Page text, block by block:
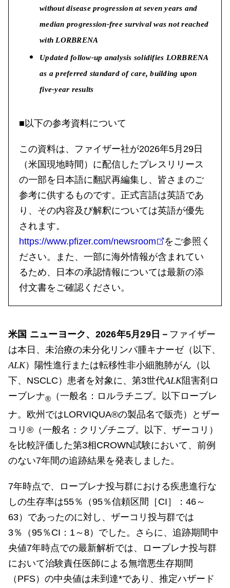
without disease progression at seven years and
median progression-free survival was not reached
with LORBRENA
Updated follow-up analysis solidifies LORBRENA
as a preferred standard of care, building upon
five-year results
■以下の参考資料について
この資料は、ファイザー社が2026年5月29日
（米国現地時間）に配信したプレスリリース
の一部を日本語に翻訳再編集し、皆さまのご
参考に供するものです。正式言語は英語であ
り、その内容及び解釈については英語が優先
されます。
https://www.pfizer.com/newsroom
をご参照く
ださい。また、一部に海外情報が含まれてい
るため、日本の承認情報については最新の添
付文書をご確認ください。
米国 ニューヨーク、2026年5月29日－ ファイザー
は本日、未治療の未分化リンパ腫キナーゼ（以下、
ALK）陽性進行または転移性非小細胞肺がん（以
下、NSCLC）患者を対象に、第3世代ALK阻害剤ロ
ーブレナ® （一般名：ロルラチニブ。以下ローブレ
ナ。欧州ではLORVIQUA®の製品名で販売）とザー
コリ®（一般名：クリゾチニブ。以下、ザーコリ）
を比較評価した第3相CROWN試験において、前例
のない7年間の追跡結果を発表しました。
7年時点で、ローブレナ投与群における疾患進行な
しの生存率は55％（95％信頼区間［CI］：46～
63）であったのに対し、ザーコリ投与群では
3％（95％CI：1～8）でした。さらに、追跡期間中
央値7年時点での最新解析では、ローブレナ投与群
において治験責任医師による無増悪生存期間
（PFS）の中央値は未到達*であり、推定ハザード